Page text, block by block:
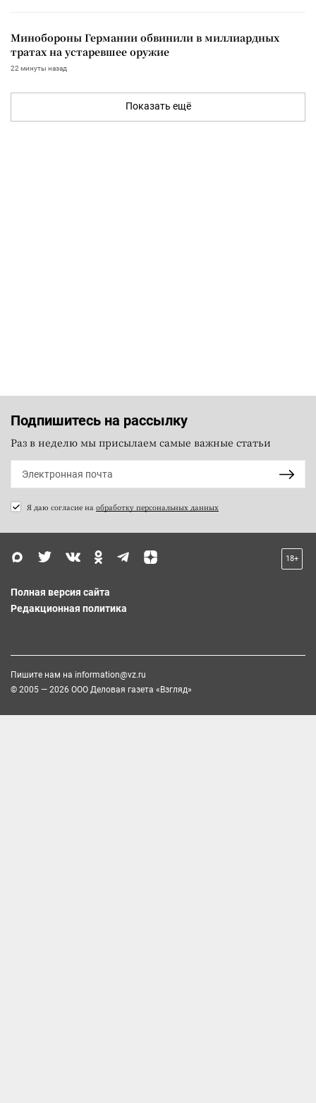
Минобороны Германии обвинили в миллиардных
тратах на устаревшее оружие
22 минуты назад
Показать ещё
Подпишитесь на рассылку
Раз в неделю мы присылаем самые важные статьи
Я даю согласие на обработку персональных данных
18+
Полная версия сайта
Редакционная политика
Пишите нам на information@vz.ru
© 2005 — 2026 ООО Деловая газета «Взгляд»